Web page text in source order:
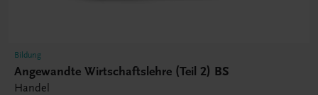
Bildung
Angewandte Wirtschaftslehre (Teil 2) BS
Handel